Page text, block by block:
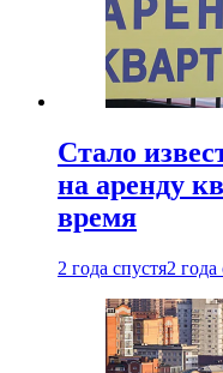
Стало
на аренду
время
2 года спустя2 года